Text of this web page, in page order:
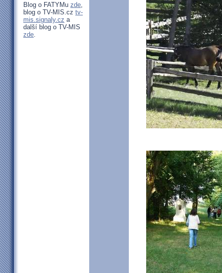
Blog o FATYMu zde,
blog o TV-MIS.cz tv-
mis.signaly.cz a
další blog o TV-MIS
zde.